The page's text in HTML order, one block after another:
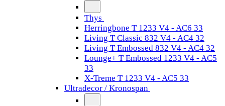
Thys
Herringbone T 1233 V4 - AC6 33
Living T Classic 832 V4 - AC4 32
Living T Embossed 832 V4 - AC4 32
Lounge+ T Embossed 1233 V4 - AC5
33
X-Treme T 1233 V4 - AC5 33
Ultradecor / Kronospan